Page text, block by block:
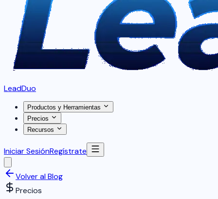
LeadDuo
Productos y Herramientas
Precios
Recursos
Iniciar SesiónRegístrate
Volver al Blog
Precios